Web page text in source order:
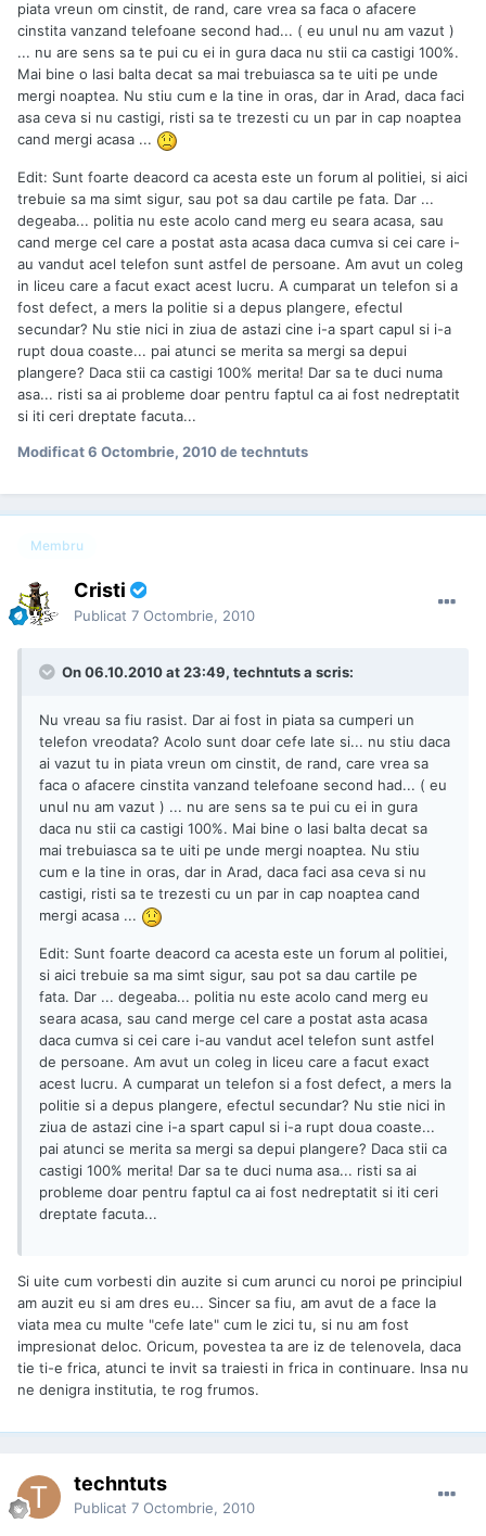
piata vreun om cinstit, de rand, care vrea sa faca o afacere
cinstita vanzand telefoane second had... ( eu unul nu am vazut )
... nu are sens sa te pui cu ei in gura daca nu stii ca castigi 100%.
Mai bine o lasi balta decat sa mai trebuiasca sa te uiti pe unde
mergi noaptea. Nu stiu cum e la tine in oras, dar in Arad, daca faci
asa ceva si nu castigi, risti sa te trezesti cu un par in cap noaptea
cand mergi acasa ...
Edit: Sunt foarte deacord ca acesta este un forum al politiei, si aici
trebuie sa ma simt sigur, sau pot sa dau cartile pe fata. Dar ...
degeaba... politia nu este acolo cand merg eu seara acasa, sau
cand merge cel care a postat asta acasa daca cumva si cei care i-
au vandut acel telefon sunt astfel de persoane. Am avut un coleg
in liceu care a facut exact acest lucru. A cumparat un telefon si a
fost defect, a mers la politie si a depus plangere, efectul
secundar? Nu stie nici in ziua de astazi cine i-a spart capul si i-a
rupt doua coaste... pai atunci se merita sa mergi sa depui
plangere? Daca stii ca castigi 100% merita! Dar sa te duci numa
asa... risti sa ai probleme doar pentru faptul ca ai fost nedreptatit
si iti ceri dreptate facuta...
Modificat6 Octombrie, 2010de techntuts
Membru
Cristi
Publicat 7 Octombrie, 2010
On 06.10.2010 at 23:49, techntuts a scris:
Nu vreau sa fiu rasist. Dar ai fost in piata sa cumperi un
telefon vreodata? Acolo sunt doar cefe late si... nu stiu daca
ai vazut tu in piata vreun om cinstit, de rand, care vrea sa
faca o afacere cinstita vanzand telefoane second had... ( eu
unul nu am vazut ) ... nu are sens sa te pui cu ei in gura
daca nu stii ca castigi 100%. Mai bine o lasi balta decat sa
mai trebuiasca sa te uiti pe unde mergi noaptea. Nu stiu
cum e la tine in oras, dar in Arad, daca faci asa ceva si nu
castigi, risti sa te trezesti cu un par in cap noaptea cand
mergi acasa ...
Edit: Sunt foarte deacord ca acesta este un forum al politiei,
si aici trebuie sa ma simt sigur, sau pot sa dau cartile pe
fata. Dar ... degeaba... politia nu este acolo cand merg eu
seara acasa, sau cand merge cel care a postat asta acasa
daca cumva si cei care i-au vandut acel telefon sunt astfel
de persoane. Am avut un coleg in liceu care a facut exact
acest lucru. A cumparat un telefon si a fost defect, a mers la
politie si a depus plangere, efectul secundar? Nu stie nici in
ziua de astazi cine i-a spart capul si i-a rupt doua coaste...
pai atunci se merita sa mergi sa depui plangere? Daca stii ca
castigi 100% merita! Dar sa te duci numa asa... risti sa ai
probleme doar pentru faptul ca ai fost nedreptatit si iti ceri
dreptate facuta...
Si uite cum vorbesti din auzite si cum arunci cu noroi pe principiul
am auzit eu si am dres eu... Sincer sa fiu, am avut de a face la
viata mea cu multe "cefe late" cum le zici tu, si nu am fost
impresionat deloc. Oricum, povestea ta are iz de telenovela, daca
tie ti-e frica, atunci te invit sa traiesti in frica in continuare. Insa nu
ne denigra institutia, te rog frumos.
techntuts
Publicat 7 Octombrie, 2010